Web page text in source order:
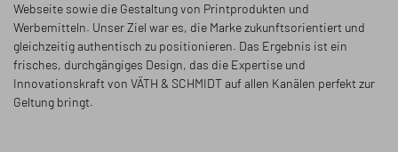
Webseite sowie die Gestaltung von Printprodukten und
Werbemitteln. Unser Ziel war es, die Marke zukunftsorientiert und
gleichzeitig authentisch zu positionieren. Das Ergebnis ist ein
frisches, durchgängiges Design, das die Expertise und
Innovationskraft von VÄTH & SCHMIDT auf allen Kanälen perfekt zur
Geltung bringt.